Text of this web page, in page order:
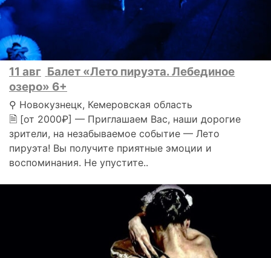
11 авг Балет «Лето пируэта. Лебединое
озеро» 6+
⚲ Новокузнецк, Кемеровская область
🗎 [от 2000₽] — Приглашаем Вас, наши дорогие
зрители, на незабываемое событие — Лето
пируэта! Вы получите приятные эмоции и
воспоминания. Не упустите..